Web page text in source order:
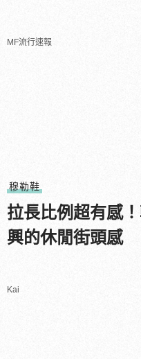
MF流行速報
穆勒鞋
拉長比例超有感
興的休閒街頭感
Kai